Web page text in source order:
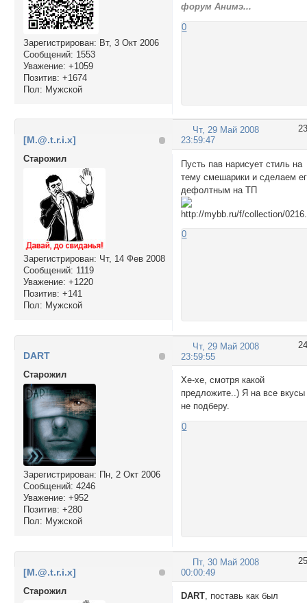
Зарегистрирован: Вт, 3 Окт 2006
Сообщений: 1553
Уважение: +1059
Позитив: +1674
Пол: Мужской
форум Анимэ...
0
23
Чт, 29 Май 2008
23:59:47
[M.@.t.r.i.x]
Cтарожил
Зарегистрирован: Чт, 14 Фев 2008
Сообщений: 1119
Уважение: +1220
Позитив: +141
Пол: Мужской
Пусть пав нарисует стиль на
тему смешарики и сделаем
дефолтным на ТП
0
24
Чт, 29 Май 2008
23:59:55
DART
Cтарожил
Зарегистрирован: Пн, 2 Окт 2006
Сообщений: 4246
Уважение: +952
Позитив: +280
Пол: Мужской
Хе-хе, смотря какой
предложите..) Я на все вкусы
не подберу.
0
25
Пт, 30 Май 2008
00:00:49
[M.@.t.r.i.x]
Cтарожил
DART, поставь как был